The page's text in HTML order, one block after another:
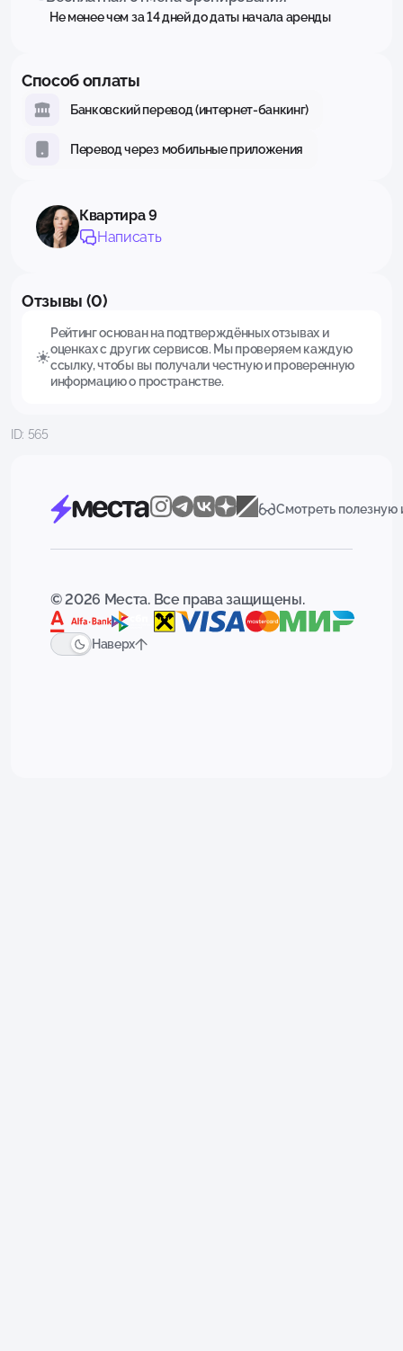
Не менее чем за 14 дней до даты начала аренды
Способ оплаты
Банковский перевод (интернет-банкинг)
Перевод через мобильные приложения
Квартира 9
Написать
Отзывы (0)
Рейтинг основан на подтверждённых отзывах и
оценках с других сервисов. Мы проверяем каждую
ссылку, чтобы вы получали честную и проверенную
информацию о пространстве.
ID: 565
Смотреть
© 2026 Места. Все права защищены.
Наверх